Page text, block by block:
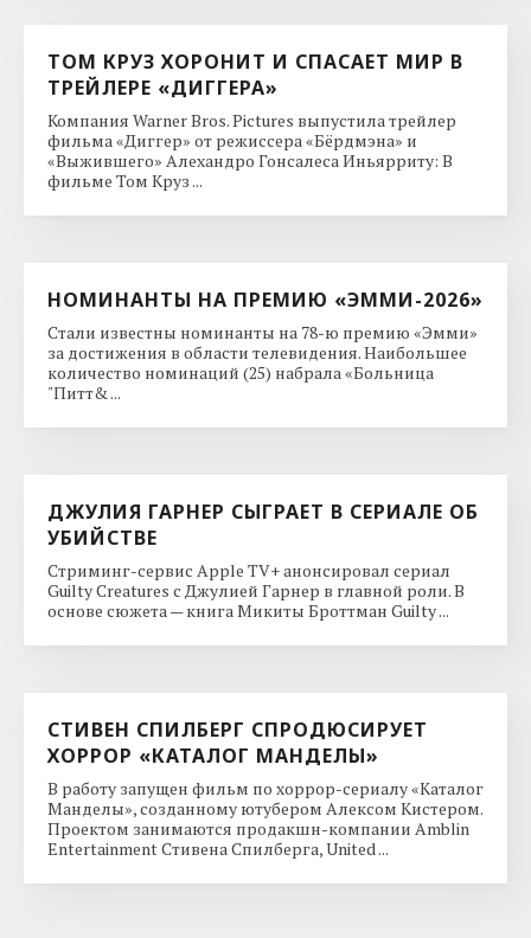
ТОМ КРУЗ ХОРОНИТ И СПАСАЕТ МИР В
ТРЕЙЛЕРЕ «ДИГГЕРА»
Компания Warner Bros. Pictures выпустила трейлер
фильма «Диггер» от режиссера «Бёрдмэна» и
«Выжившего» Алехандро Гонсалеса Иньярриту: В
фильме Том Круз ...
НОМИНАНТЫ НА ПРЕМИЮ «ЭММИ-2026»
Стали известны номинанты на 78-ю премию «Эмми»
за достижения в области телевидения. Наибольшее
количество номинаций (25) набрала «Больница
"Питт& ...
ДЖУЛИЯ ГАРНЕР СЫГРАЕТ В СЕРИАЛЕ ОБ
УБИЙСТВЕ
Стриминг-сервис Apple TV+ анонсировал сериал
Guilty Creatures с Джулией Гарнер в главной роли. В
основе сюжета — книга Микиты Броттман Guilty ...
СТИВЕН СПИЛБЕРГ СПРОДЮСИРУЕТ
ХОРРОР «КАТАЛОГ МАНДЕЛЫ»
В работу запущен фильм по хоррор-сериалу «Каталог
Манделы», созданному ютубером Алексом Кистером.
Проектом занимаются продакшн-компании Amblin
Entertainment Стивена Спилберга, United ...